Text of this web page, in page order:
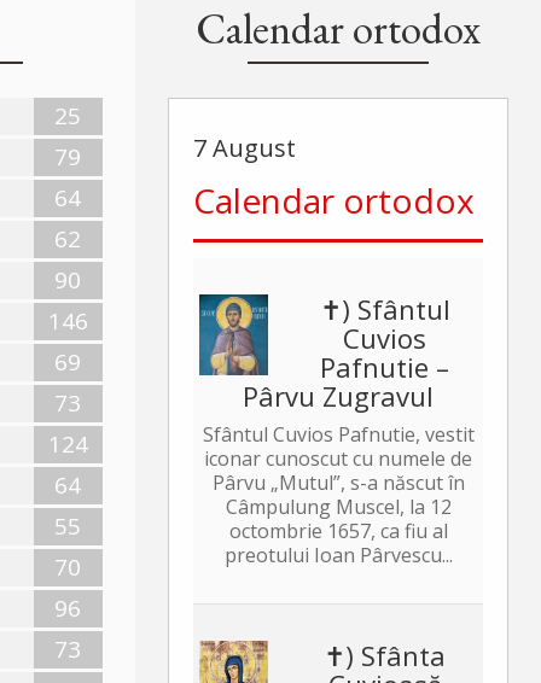
25
79
64
62
90
146
69
73
124
64
55
70
96
73
Calendar ortodox
7 August
Calendar ortodox
✝) Sfântul
Cuvios
Pafnutie –
Pârvu Zugravul
Sfântul Cuvios Pafnutie, vestit
iconar cunoscut cu numele de
Pârvu „Mutul”, s-a născut în
Câmpulung Muscel, la 12
octombrie 1657, ca fiu al
preotului Ioan Pârvescu...
✝) Sfânta